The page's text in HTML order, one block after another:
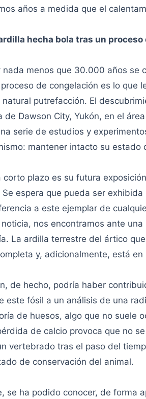
años a medida que el
hecha bola tras un
nada menos que 30.000 años se
de congelación es lo que
putrefacción. El
de Dawson City, Yukón, en el
serie de estudios y
mantener intacto su estado
corto plazo es su futura
espera que pueda ser
a este ejemplar de
nos encontramos ante
La ardilla terrestre del ártico
y, adicionalmente, está
de hecho, podría haber
este fósil a un análisis de una
de huesos, algo que no suele
de calcio provoca que no
vertebrado tras el paso del
de conservación del animal.
se ha podido conocer, de forma